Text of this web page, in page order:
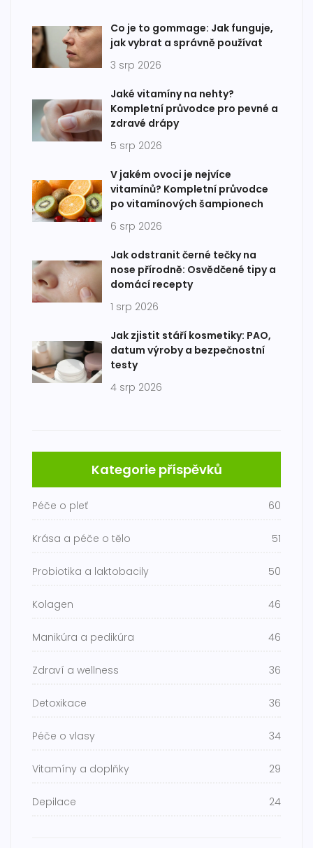
Co je to gommage: Jak funguje,
jak vybrat a správně používat
3 srp 2026
Jaké vitamíny na nehty?
Kompletní průvodce pro pevné a
zdravé drápy
5 srp 2026
V jakém ovoci je nejvíce
vitamínů? Kompletní průvodce
po vitamínových šampionech
6 srp 2026
Jak odstranit černé tečky na
nose přírodně: Osvědčené tipy a
domácí recepty
1 srp 2026
Jak zjistit stáří kosmetiky: PAO,
datum výroby a bezpečnostní
testy
4 srp 2026
Kategorie příspěvků
Péče o pleť 60
Krása a péče o tělo 51
Probiotika a laktobacily 50
Kolagen 46
Manikúra a pedikúra 46
Zdraví a wellness 36
Detoxikace 36
Péče o vlasy 34
Vitamíny a doplňky 29
Depilace 24